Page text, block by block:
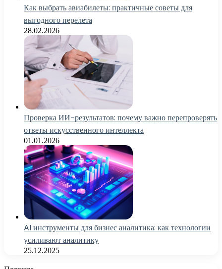
Как выбрать авиабилеты: практичные советы для
выгодного перелета
28.02.2026
Проверка ИИ-результатов: почему важно перепроверять
ответы искусственного интеллекта
01.01.2026
AI инструменты для бизнес аналитика: как технологии
усиливают аналитику
25.12.2025